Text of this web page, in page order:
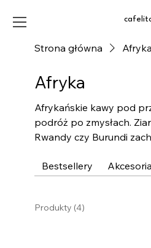
Strona główna Afryka
Afryka
Afrykańskie kawy pod
podróż po zmysłach.
Rwandy czy Burundi
tropikalnych, cytrusów,
herbacianej lekkości po
Bestsellery Akcesoria
Produkty (4)